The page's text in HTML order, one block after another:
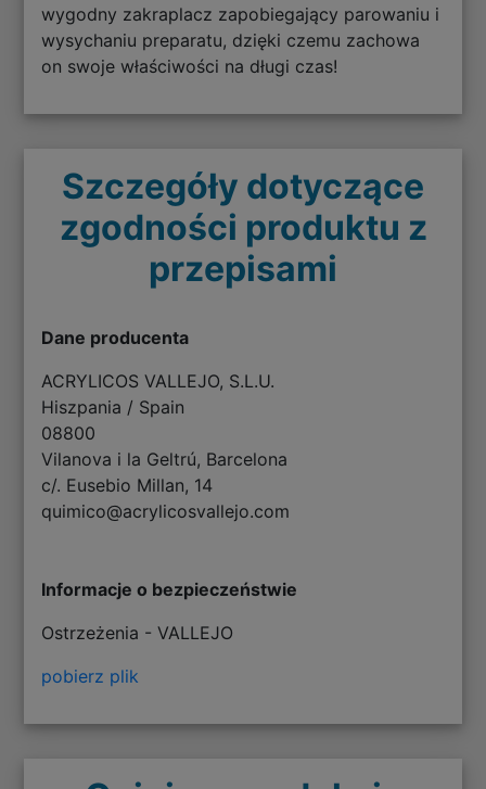
wygodny zakraplacz zapobiegający parowaniu i
wysychaniu preparatu, dzięki czemu zachowa
on swoje właściwości na długi czas!
Szczegóły dotyczące
zgodności produktu z
przepisami
Dane producenta
ACRYLICOS VALLEJO, S.L.U.
Hiszpania / Spain
08800
Vilanova i la Geltrú, Barcelona
c/. Eusebio Millan, 14
quimico@acrylicosvallejo.com
Informacje o bezpieczeństwie
Ostrzeżenia - VALLEJO
pobierz plik